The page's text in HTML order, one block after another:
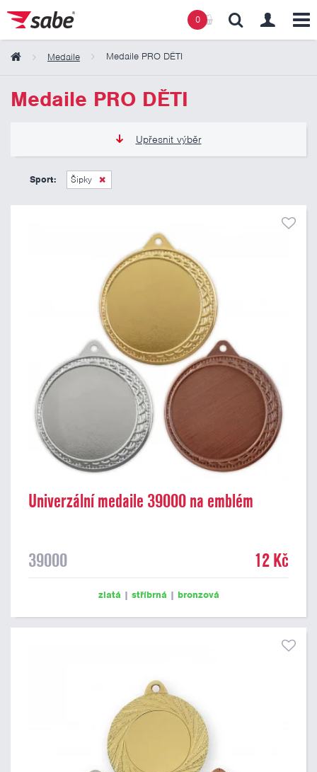
0
Medaile Medaile PRO DĚTI
Medaile PRO DĚTI
Upřesnit výběr
Pouze skladem
12 Kč
Sport: Šipky
Univerzální medaile 39000 na emblém
39000 12 Kč
zlatá | stříbrná | bronzová
Obsah košíku